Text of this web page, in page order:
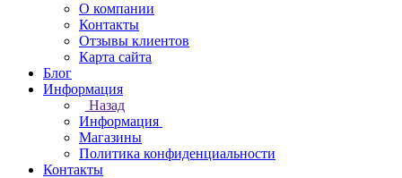
О компании
Контакты
Отзывы клиентов
Карта сайта
Блог
Информация
Назад
Информация
Магазины
Политика конфиденциальности
Контакты